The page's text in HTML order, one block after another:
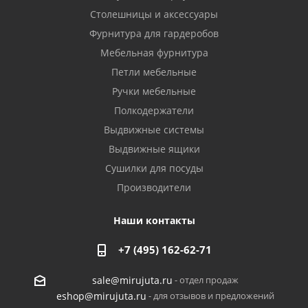
Столешницы и аксессуары
Фурнитура для гардеробов
Мебельная фурнитура
Петли мебельные
Ручки мебельные
Полкодержатели
Выдвижные системы
Выдвижные ящики
Сушилки для посуды
Производители
Наши контакты
+7 (495) 162-62-71
sale@mirujuta.ru - отдел продаж
eshop@mirujuta.ru - для отзывов и предложений